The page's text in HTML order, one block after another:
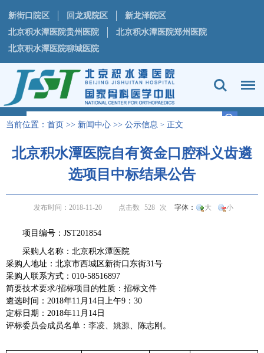
新街口院区 回龙观院区
新龙泽院区
北京积水潭医院贵州医院
北京积水潭医院郑州医院
北京积水潭医院聊城医院
当前位置： 首页 >> 新闻中心 >> 公示信息 > 正文
北京积水潭医院自有资金口腔科义齿遴
选项目中标结果公告
发布时间：2018-11-20 点击数 528 次 字体： 大 小
项目编号：JST201854
采购人名称：北京积水潭医院
采购人地址：北京市西城区新街口东街31号
采购人联系方式：010-58516897
简要技术要求/招标项目的性质：招标文件
遴选时间：2018年11月14日上午9：30
定标日期：2018年11月14日
评标委员会成员名单： 李凌、 姚源、陈志刚。